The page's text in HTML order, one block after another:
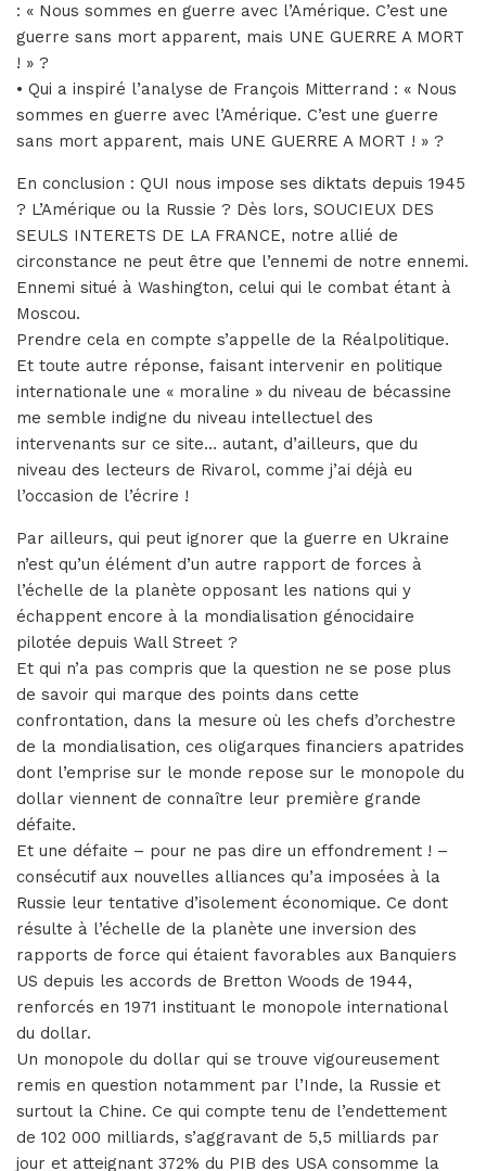
: « Nous sommes en guerre avec l’Amérique. C’est une
guerre sans mort apparent, mais UNE GUERRE A MORT
! » ?
• Qui a inspiré l’analyse de François Mitterrand : « Nous
sommes en guerre avec l’Amérique. C’est une guerre
sans mort apparent, mais UNE GUERRE A MORT ! » ?
En conclusion : QUI nous impose ses diktats depuis 1945
? L’Amérique ou la Russie ? Dès lors, SOUCIEUX DES
SEULS INTERETS DE LA FRANCE, notre allié de
circonstance ne peut être que l’ennemi de notre ennemi.
Ennemi situé à Washington, celui qui le combat étant à
Moscou.
Prendre cela en compte s’appelle de la Réalpolitique.
Et toute autre réponse, faisant intervenir en politique
internationale une « moraline » du niveau de bécassine
me semble indigne du niveau intellectuel des
intervenants sur ce site… autant, d’ailleurs, que du
niveau des lecteurs de Rivarol, comme j’ai déjà eu
l’occasion de l’écrire !
Par ailleurs, qui peut ignorer que la guerre en Ukraine
n’est qu’un élément d’un autre rapport de forces à
l’échelle de la planète opposant les nations qui y
échappent encore à la mondialisation génocidaire
pilotée depuis Wall Street ?
Et qui n’a pas compris que la question ne se pose plus
de savoir qui marque des points dans cette
confrontation, dans la mesure où les chefs d’orchestre
de la mondialisation, ces oligarques financiers apatrides
dont l’emprise sur le monde repose sur le monopole du
dollar viennent de connaître leur première grande
défaite.
Et une défaite – pour ne pas dire un effondrement ! –
consécutif aux nouvelles alliances qu’a imposées à la
Russie leur tentative d’isolement économique. Ce dont
résulte à l’échelle de la planète une inversion des
rapports de force qui étaient favorables aux Banquiers
US depuis les accords de Bretton Woods de 1944,
renforcés en 1971 instituant le monopole international
du dollar.
Un monopole du dollar qui se trouve vigoureusement
remis en question notamment par l’Inde, la Russie et
surtout la Chine. Ce qui compte tenu de l’endettement
de 102 000 milliards, s’aggravant de 5,5 milliards par
jour et atteignant 372% du PIB des USA consomme la